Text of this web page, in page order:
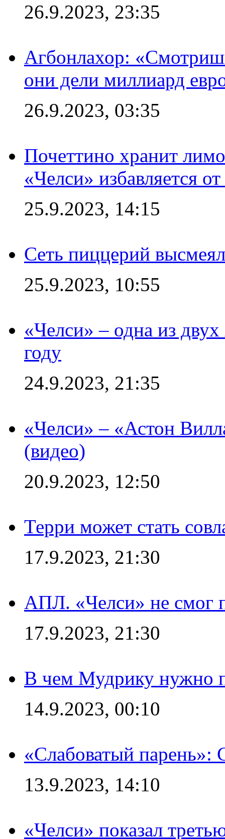
26.9.2023, 23:35
Агбонлахор:
они дели миллиард
26.9.2023, 03:35
Почеттино хранит
«Челси» избавляется
25.9.2023, 14:15
Сеть пиццерий
25.9.2023, 10:55
«Челси» – одна из
году
24.9.2023, 21:35
«Челси» – «Астон
(видео)
20.9.2023, 12:50
Терри может стать
17.9.2023, 21:30
АПЛ. «Челси» не смог
17.9.2023, 21:30
В чем Мудрику нужно
14.9.2023, 00:10
«Слабоватый парень»:
13.9.2023, 14:10
«Челси» показал